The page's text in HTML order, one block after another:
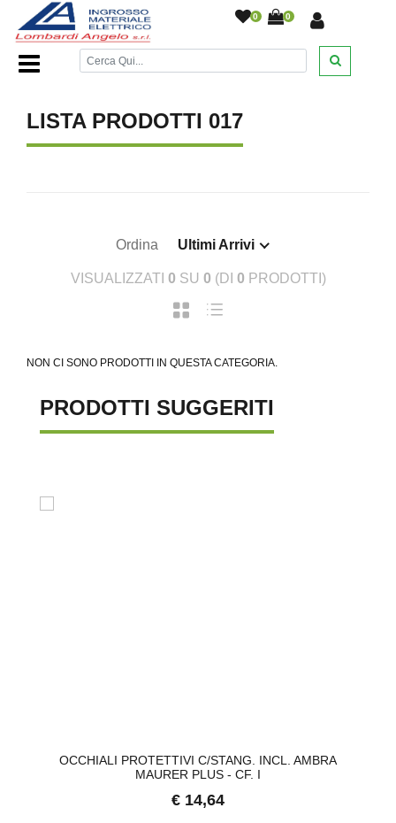
0 0
Home Page/
LISTA PRODOTTI 017
Ordina Ultimi Arrivi
VISUALIZZATI 0 SU 0 (DI 0 PRODOTTI)
NON CI SONO PRODOTTI IN QUESTA CATEGORIA.
PRODOTTI SUGGERITI
OCCHIALI PROTETTIVI C/STANG. INCL. AMBRA
MAURER PLUS - CF. I
€ 14,64